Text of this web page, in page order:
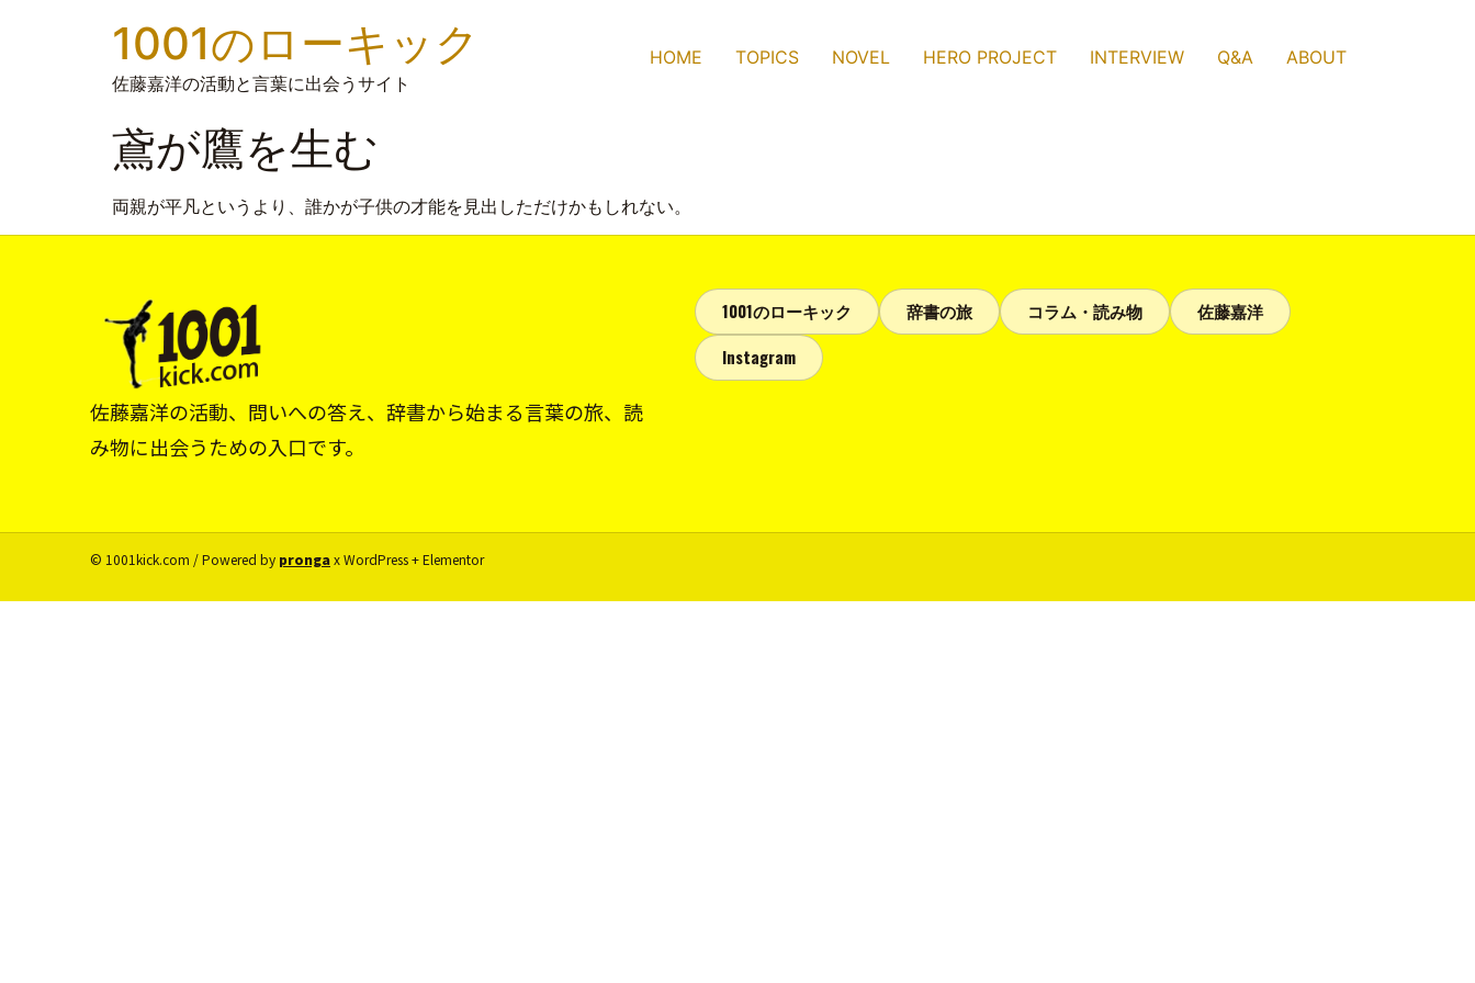
1001のローキック
佐藤嘉洋の活動と言葉に出会うサイト
HOME TOPICS NOVEL HERO PROJECT INTERVIEW Q&A ABOUT
鳶が鷹を生む
両親が平凡というより、誰かが子供の才能を見出しただけかもしれない。
佐藤嘉洋の活動、問いへの答え、辞書から始まる言葉の旅、読
み物に出会うための入口です。
1001のローキック 辞書の旅 コラム・読み物
佐藤嘉洋
Instagram
© 1001kick.com / Powered by prongax WordPress + Elementor